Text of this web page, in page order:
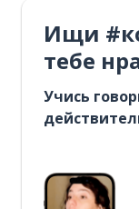
Ищи
тебе
Учись